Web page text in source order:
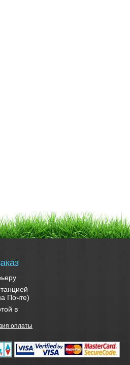
Почте)
в
оплаты